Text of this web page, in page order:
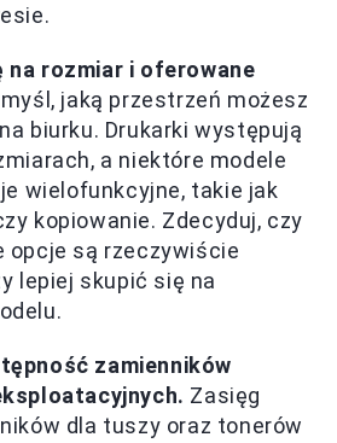
na rozmiar i oferowane
jaką przestrzeń możesz
biurku. Drukarki występują
a niektóre modele
wielofunkcyjne, takie jak
kopiowanie. Zdecyduj, czy
opcje są rzeczywiście
lepiej skupić się na
zamienników
Zasięg
dla tuszy oraz tonerów